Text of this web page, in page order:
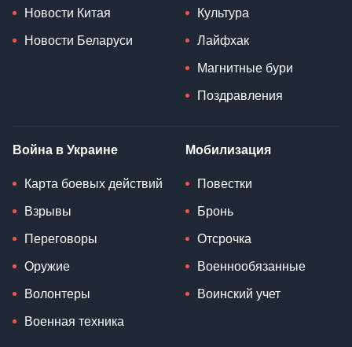
Новости Китая
Новости Беларуси
Культура
Лайфхак
Магнитные бури
Поздравления
Война в Украине
Карта боевых действий
Взрывы
Переговоры
Оружие
Волонтеры
Военная техника
Мобилизация
Повестки
Бронь
Отсрочка
Военнообязанные
Воинский учет